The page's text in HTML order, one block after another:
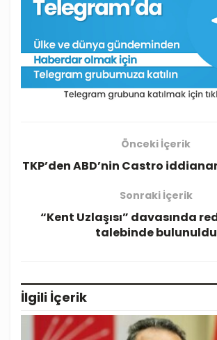
Önceki İçerik
TKP’den ABD’nin Castro
Sonraki İçerik
“Kent Uzlaşısı” davasında
talebinde bulunuldu
İlgili İçerik